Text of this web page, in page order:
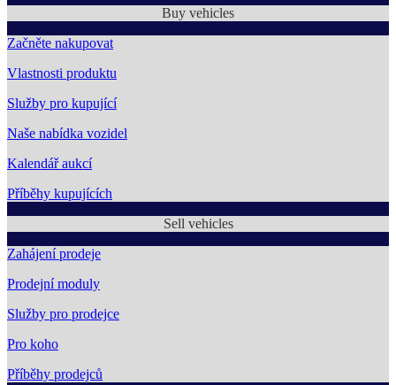
Buy vehicles
Začněte nakupovat
Vlastnosti produktu
Služby pro kupující
Naše nabídka vozidel
Kalendář aukcí
Příběhy kupujících
Sell vehicles
Zahájení prodeje
Prodejní moduly
Služby pro prodejce
Pro koho
Příběhy prodejců